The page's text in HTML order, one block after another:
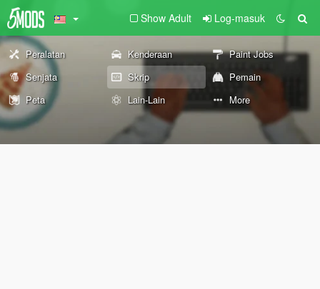
Show Adult Log-masuk
Peralatan Kenderaan
Paint Jobs
Senjata
Skrip
Pemain
Peta
Lain-Lain More